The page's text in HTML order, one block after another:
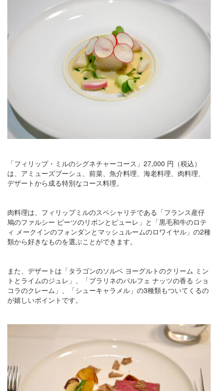
「フィリップ・ミルのシグネチャーコース」27,000 円（税込）
は、アミューズブーシュ、前菜、魚介料理、海老料理、肉料理、
デザートから成る特別なコース料理。
肉料理は、フィリップミルのスペシャリテである「フランス産仔
鳩のファルシー ビーツのリボンとピューレ」と「黒毛和牛のロテ
ィ メークインのフォンダンとマッシュルームのロワイヤル」の2種
類から好きなものを選ぶことができます。
また、デザートは「タラゴンのソルベ ヨーグルトのクリーム ミン
トとライムのジュレ」、「プラリネのパルフェ ナッツの香る ショ
コラのクレーム」、「シューキャラメル」の3種類もついてくるの
が嬉しいポイントです。